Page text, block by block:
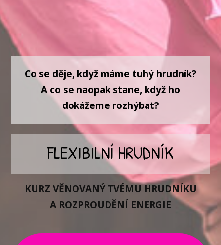
Co se děje, když máme tuhý hrudník?
A co se naopak stane, když ho
dokážeme rozhýbat?
FLEXIBILNÍ HRUDNÍK
KURZ VĚNOVANÝ TVÉMU HRUDNÍKU
A ROZPROUDĚNÍ ENERGIE